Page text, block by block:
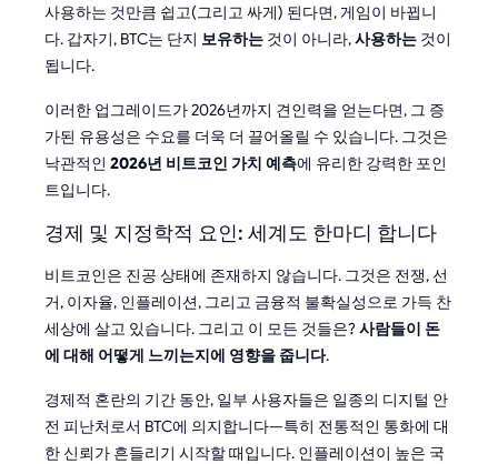
사용하는 것만큼 쉽고(그리고 싸게) 된다면, 게임이 바뀝니
다. 갑자기, BTC는 단지 보유하는 것이 아니라,사용하는 것이
됩니다.
이러한 업그레이드가 2026년까지 견인력을 얻는다면, 그 증
가된 유용성은 수요를 더욱 더 끌어올릴 수 있습니다. 그것은
낙관적인 2026년 비트코인 가치 예측에 유리한 강력한 포인
트입니다.
경제 및 지정학적 요인: 세계도 한마디 합니다
비트코인은 진공 상태에 존재하지 않습니다. 그것은 전쟁, 선
거, 이자율, 인플레이션, 그리고 금융적 불확실성으로 가득 찬
세상에 살고 있습니다. 그리고 이 모든 것들은?사람들이 돈
에 대해 어떻게 느끼는지에 영향을 줍니다.
경제적 혼란의 기간 동안, 일부 사용자들은 일종의 디지털 안
전 피난처로서 BTC에 의지합니다—특히 전통적인 통화에 대
한 신뢰가 흔들리기 시작할 때입니다. 인플레이션이 높은 국